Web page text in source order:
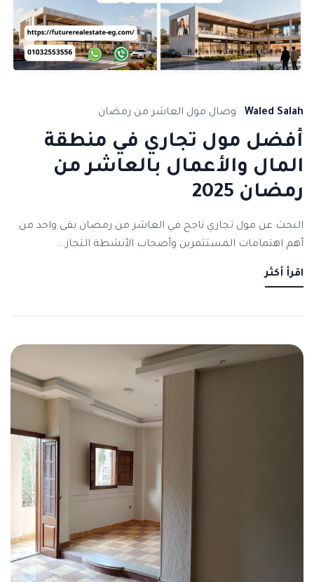
Waled Salah وصال مول العاشر من رمضان
أفضل مول تجاري في منطقة
المال والأعمال بالعاشر من
رمضان 2025
البحث عن مول تجاري ناجح في العاشر من رمضان بقى واحد من
أهم اهتمامات المستثمرين وأصحاب الأنشطة التجار...
اقرأ أكثر